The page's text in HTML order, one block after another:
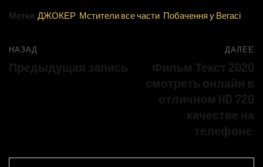
Метки: ДЖОКЕР, Мстители все части, Побачення у Вегасі
НАЗАД
Предыдущая запись
ДАЛЕЕ
Фильм Текст 2020
смотреть онлайн в
отличном HD 720
качестве на
телефоне.